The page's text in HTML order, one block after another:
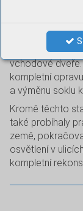
Rozsáhlé
v hlavní budově
rekonstrukce
straně budovy
vchodové
kompletní
a výměnu soklu
Kromě těchto
také probíhaly
země,
osvětlení v
kompletní